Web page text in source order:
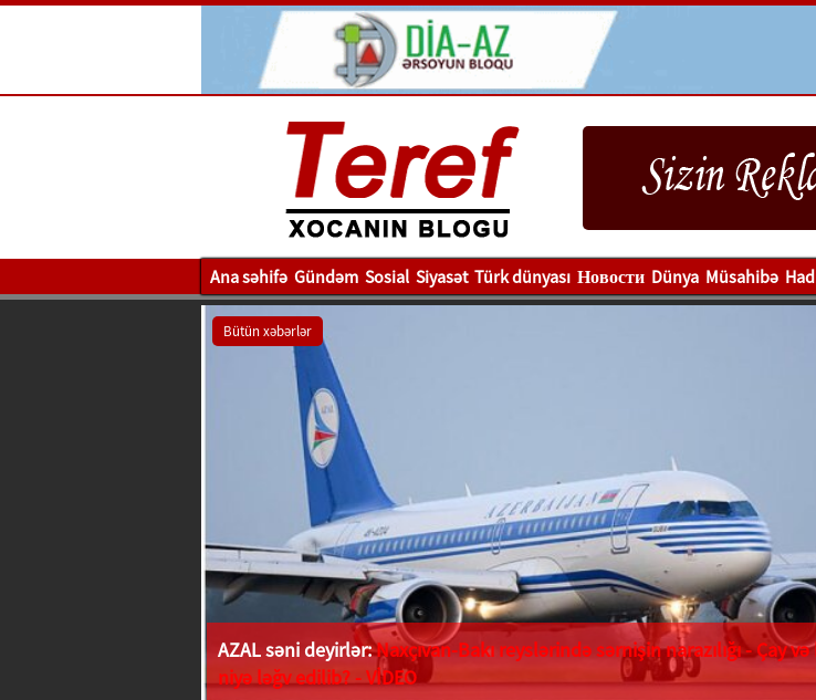
Ana səhifə Gündəm Sosial Siyasət Türk dünyası Новости Dünya Müsahibə
Bütün xəbərlər
AZAL səni deyirlər:Naxçıvan-Bakı reyslərində sərnişin narazılığı - Çay
niyə ləğv edilib? - VİDEO